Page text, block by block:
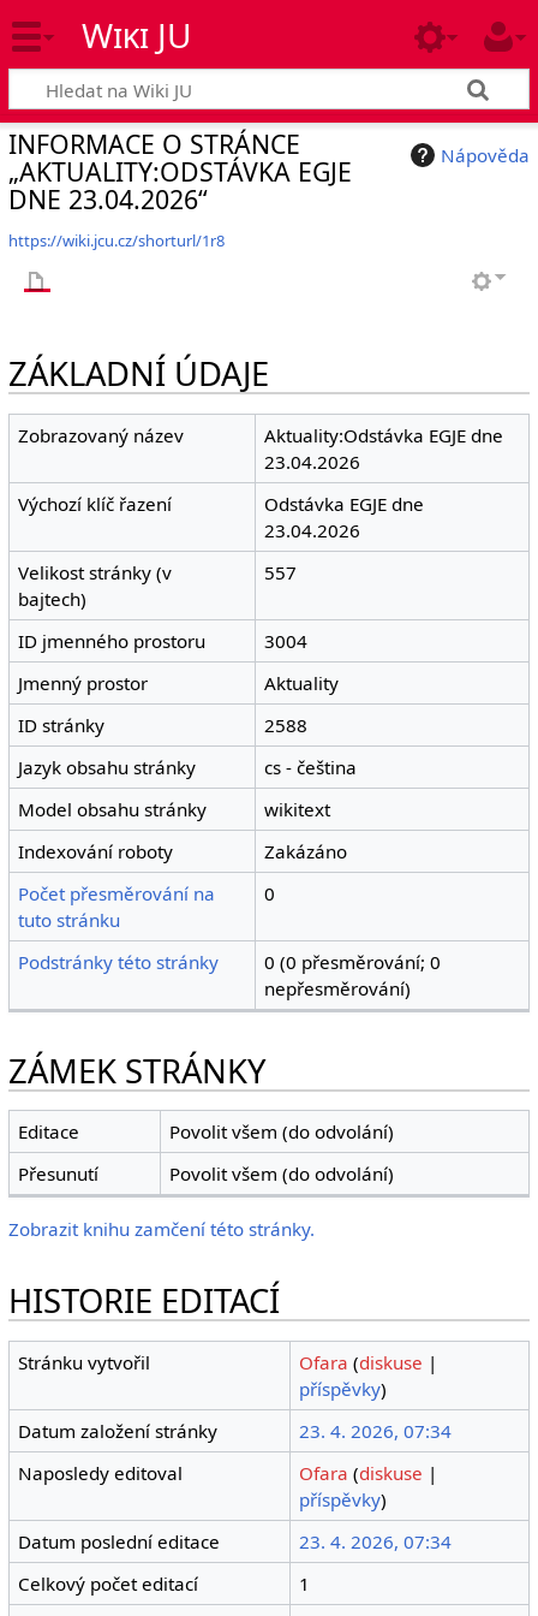
Wiki JU
Nápověda
INFORMACE O STRÁNCE
„AKTUALITY:ODSTÁVKA EGJE
DNE 23.04.2026“
https://wiki.jcu.cz/shorturl/1r8
ZÁKLADNÍ ÚDAJE
Zobrazovaný název
Aktuality:Odstávka EGJE dne
23.04.2026
Výchozí klíč řazení
Odstávka EGJE dne
23.04.2026
Velikost stránky (v
bajtech)
557
ID jmenného prostoru
3004
Jmenný prostor
Aktuality
ID stránky
2588
Jazyk obsahu stránky
cs - čeština
Model obsahu stránky
wikitext
Indexování roboty
Zakázáno
Počet přesměrování na
tuto stránku
0
Podstránky této stránky
0 (0 přesměrování; 0
nepřesměrování)
ZÁMEK STRÁNKY
Editace
Povolit všem (do odvolání)
Přesunutí
Povolit všem (do odvolání)
Zobrazit knihu zamčení této stránky.
HISTORIE EDITACÍ
Stránku vytvořil Ofara (diskuse |
příspěvky)
Datum založení stránky
23. 4. 2026, 07:34
Naposledy editoval
Ofara (diskuse |
příspěvky)
Datum poslední editace
23. 4. 2026, 07:34
Celkový počet editací
1